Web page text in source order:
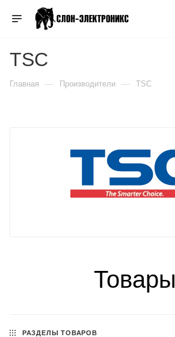
TSC
Главная — Производители — TSC
Товары
РАЗДЕЛЫ ТОВАРОВ